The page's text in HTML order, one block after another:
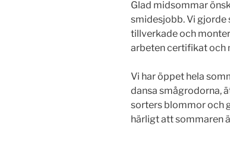
Glad midsommar
smidesjobb. Vi gjorde
tillverkade och
arbeten certifikat och
Vi har öppet hela
dansa smågrodorna,
sorters blommor och
härligt att sommaren